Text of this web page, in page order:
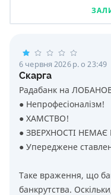
6 червня 2026 р. о 23:49
Скарга
Радабанк на
● Непрофесіоналізм!
● ХАМСТВО!
● ЗВЕРХНОСТІ
● Упереджене
Таке враження, що
банкрутства.